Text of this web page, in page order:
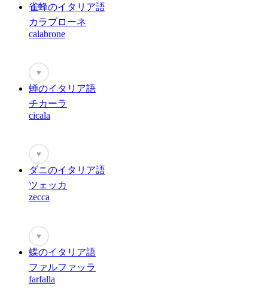
雀蜂のイタリア語
カラブローネ
calabrone
♥
蝉のイタリア語
チカーラ
cicala
♥
ダニのイタリア語
ツェッカ
zecca
♥
蝶のイタリア語
ファルファッラ
farfalla